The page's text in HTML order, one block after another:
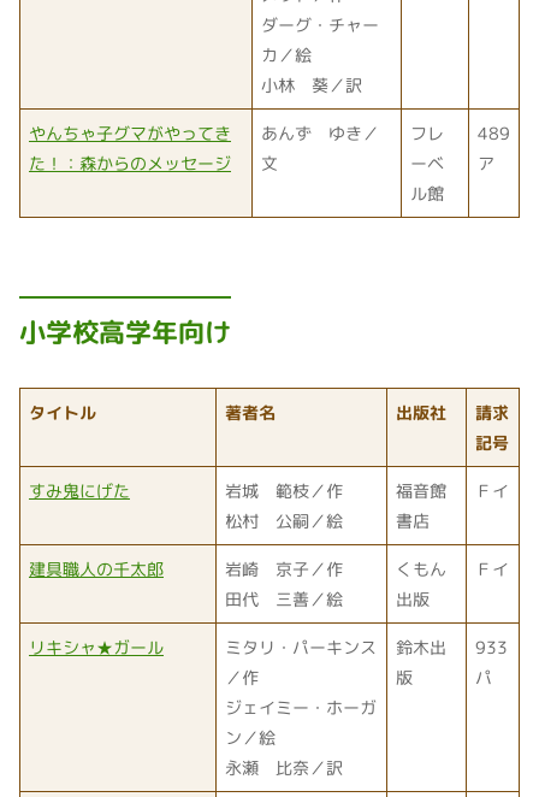
ダーグ・チャー
カ／絵
小林 葵／訳
やんちゃ子グマがやってき
た！：森からのメッセージ
あんず ゆき／
文
フレ
ーベ
ル館
489
ア
小学校高学年向け
タイトル 著者名 出版社
請求
記号
すみ鬼にげた
岩城 範枝／作
松村 公嗣／絵
福音館
書店
Ｆイ
建具職人の千太郎
岩崎 京子／作
田代 三善／絵
くもん
出版
Ｆイ
リキシャ★ガール
ミタリ・パーキンス
／作
ジェイミー・ホーガ
ン／絵
永瀬 比奈／訳
鈴木出
版
933
パ